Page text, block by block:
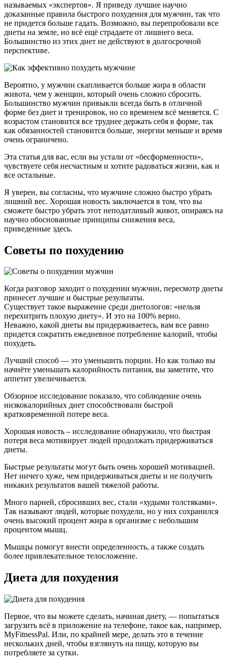
называемых «экспертов». Я приведу лучшие научно
доказанные правила быстрого похудения для мужчин, так что
не придется больше гадать. Возможно, вы перепробовали все
диеты на земле, но всё ещё страдаете от лишнего веса.
Большинство из этих диет не действуют в долгосрочной
перспективе.
Вероятно, у мужчин скапливается больше жира в области
живота, чем у женщин, который очень сложно сбросить.
Большинство мужчин привыкли всегда быть в отличной
форме без диет и тренировок, но со временем всё меняется. С
возрастом становится все труднее держать себя в форме, так
как обязанностей становится больше, энергии меньше и время
очень ограничено.
Эта статья для вас, если вы устали от «бесформенности»,
чувствуете себя несчастным и хотите радоваться жизни, как и
все остальные.
Я уверен, вы согласны, что мужчине сложно быстро убрать
лишний вес. Хорошая новость заключается в том, что вы
сможете быстро убрать этот неподатливый живот, опираясь на
научно обоснованные принципы снижения веса,
приведенные здесь.
Советы по похудению
Когда разговор заходит о похудении мужчин, пересмотр диеты
принесет лучшие и быстрые результаты.
Существует такое выражение среди диетологов: «нельзя
перехитрить плохую диету». И это на 100% верно.
Неважно, какой диеты вы придерживаетесь, вам все равно
придется сократить ежедневное потребление калорий, чтобы
похудеть.
Лучший способ — это уменьшить порции. Но как только вы
начнёте уменьшать калорийность питания, вы заметите, что
аппетит увеличивается.
Обзорное исследование показало, что соблюдение очень
низкокалорийных диет способствовали быстрой
кратковременной потере веса.
Хорошая новость – исследование обнаружило, что быстрая
потеря веса мотивирует людей продолжать придерживаться
диеты.
Быстрые результаты могут быть очень хорошей мотивацией.
Нет ничего хуже, чем придерживаться диеты и не получить
никаких результатов вашей тяжелой работы.
Много парней, сбросивших вес, стали «худыми толстяками».
Так называют людей, которые похудели, но у них сохранился
очень высокий процент жира в организме с небольшим
процентом мышц.
Мышцы помогут внести определенность, а также создать
более привлекательное телосложение.
Диета для похудения
Первое, что вы можете сделать, начиная диету, — попытаться
загрузить всё в приложение на телефоне, такое как, например,
MyFitnessPal. Или, по крайней мере, делать это в течение
нескольких дней, чтобы взглянуть на пищу, которую вы
потребляете за сутки.